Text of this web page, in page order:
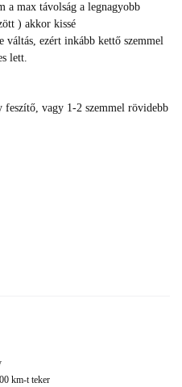
a max távolság a legnagyobb
) akkor kissé
váltás, ezért inkább kettő szemmel
lett.
vagy 1-2 szemmel rövidebb
km-t teker